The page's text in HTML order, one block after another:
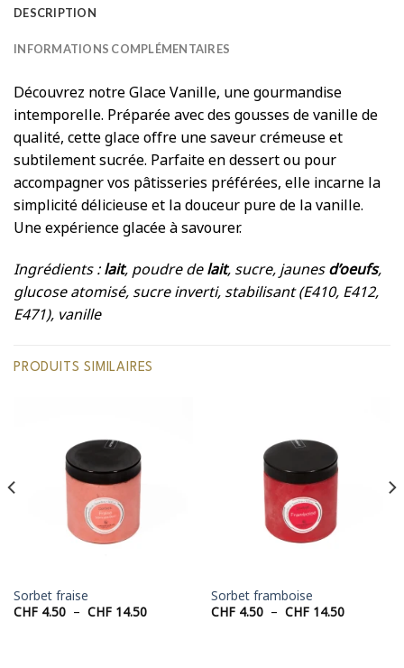
DESCRIPTION
INFORMATIONS COMPLÉMENTAIRES
Découvrez notre Glace Vanille, une gourmandise
intemporelle. Préparée avec des gousses de vanille de
qualité, cette glace offre une saveur crémeuse et
subtilement sucrée. Parfaite en dessert ou pour
accompagner vos pâtisseries préférées, elle incarne la
simplicité délicieuse et la douceur pure de la vanille.
Une expérience glacée à savourer.
Ingrédients : lait, poudre de lait, sucre, jaunes d’oeufs,
glucose atomisé, sucre inverti, stabilisant (E410, E412,
E471), vanille
PRODUITS SIMILAIRES
Sorbet fraise
CHF4.50 – CHF14.50Plage
Sorbet framboise
CHF4.50 – CHF14.50Plage